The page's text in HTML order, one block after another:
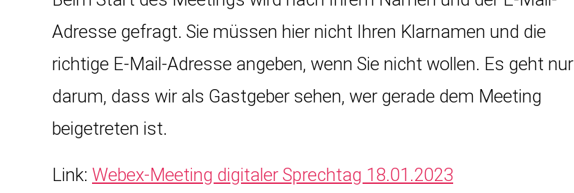
Adresse gefragt. Sie müssen hier nicht Ihren Klarnamen und die
richtige E-Mail-Adresse angeben, wenn Sie nicht wollen. Es geht nur
darum, dass wir als Gastgeber sehen, wer gerade dem Meeting
beigetreten ist.
Link: Webex-Meeting digitaler Sprechtag 18.01.2023